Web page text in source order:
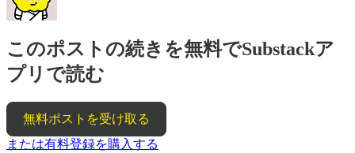
このポストの続きを無料でSubstackア
プリで読む
無料ポストを受け取る
または有料登録を購入する